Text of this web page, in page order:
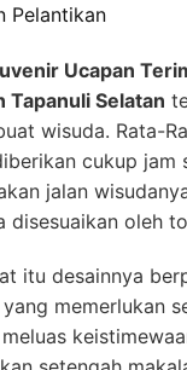
Pelantikan
Ucapan
Tapanuli Selatan
wisuda. Rata-
cukup jam
jalan
disesuaikan oleh
itu desainnya
memerlukan